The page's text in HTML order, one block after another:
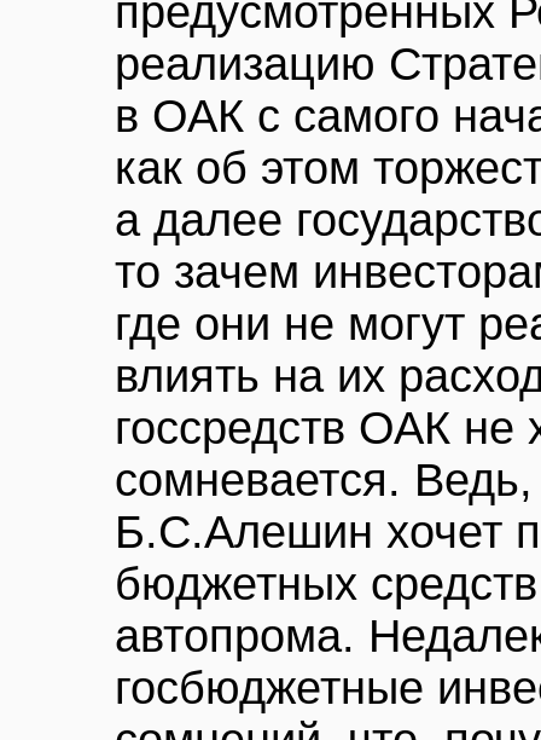
предусмотренных
реализацию
в ОАК с самого
как об этом
а далее
то зачем
где они не могут
влиять на их
госсредств ОАК не
сомневается.
Б.С.Алешин хочет
бюджетных
автопрома.
госбюджетные